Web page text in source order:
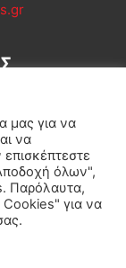
Κοινωνία
μας για να
να
όλων",
Παρόλαυτα,
Cookies" για να